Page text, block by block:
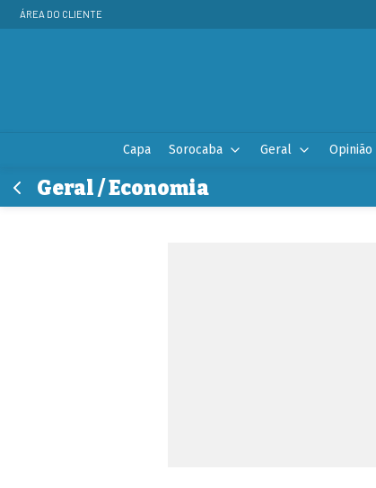
ÁREA DO CLIENTE
Capa Sorocaba Geral Opinião
Geral / Economia